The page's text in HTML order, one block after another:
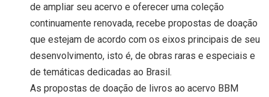
de ampliar seu acervo e oferecer uma coleção
continuamente renovada, recebe propostas de doação
que estejam de acordo com os eixos principais de seu
desenvolvimento, isto é, de obras raras e especiais e
de temáticas dedicadas ao Brasil.
As propostas de doação de livros ao acervo BBM